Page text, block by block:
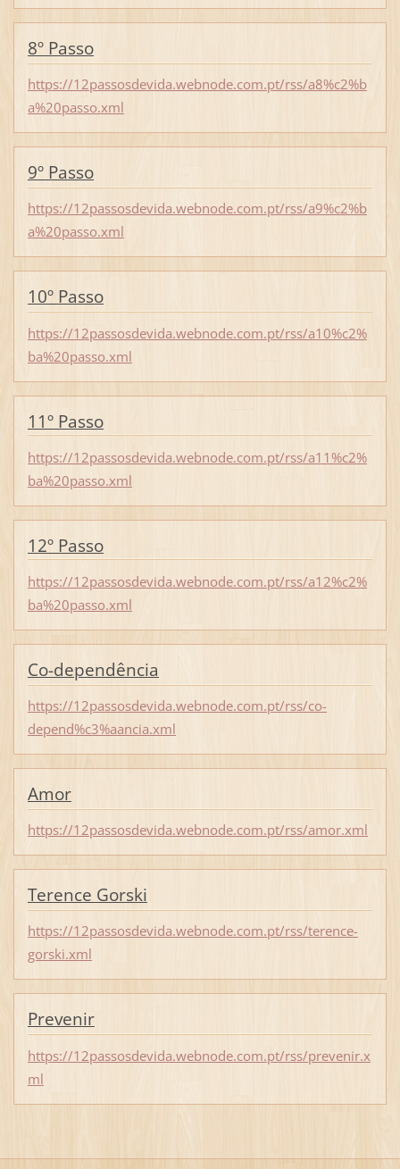
8º Passo
https://12passosdevida.webnode.com.pt/rss/a8%c2%b
a%20passo.xml
9º Passo
https://12passosdevida.webnode.com.pt/rss/a9%c2%b
a%20passo.xml
10º Passo
https://12passosdevida.webnode.com.pt/rss/a10%c2%
ba%20passo.xml
11º Passo
https://12passosdevida.webnode.com.pt/rss/a11%c2%
ba%20passo.xml
12º Passo
https://12passosdevida.webnode.com.pt/rss/a12%c2%
ba%20passo.xml
Co-dependência
https://12passosdevida.webnode.com.pt/rss/co-
depend%c3%aancia.xml
Amor
https://12passosdevida.webnode.com.pt/rss/amor.xml
Terence Gorski
https://12passosdevida.webnode.com.pt/rss/terence-
gorski.xml
Prevenir
https://12passosdevida.webnode.com.pt/rss/prevenir.x
ml